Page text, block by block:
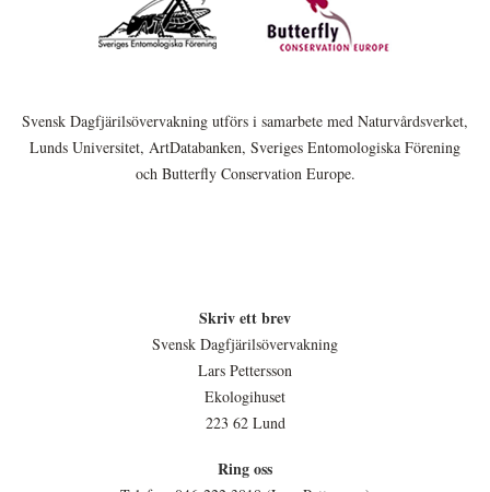
Svensk Dagfjärilsövervakning utförs i samarbete med Naturvårdsverket,
Lunds Universitet, ArtDatabanken, Sveriges Entomologiska Förening
och Butterfly Conservation Europe.
Skriv ett brev
Svensk Dagfjärilsövervakning
Lars Pettersson
Ekologihuset
223 62 Lund
Ring oss